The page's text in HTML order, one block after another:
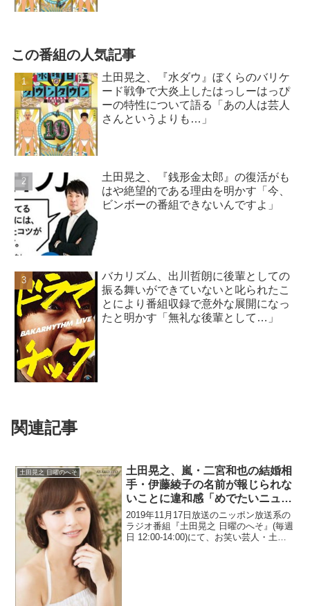
この番組の人気記事
土田晃之、『水ダウ』ぼくらのバリケ
ード戦争で大炎上したはっしーはっぴ
ーの特性について語る「あの人は芸人
さんというよりも…」
土田晃之、『銭形金太郎』の復活がも
はや絶望的である理由を明かす「今、
ビンボーの番組できないんですよ」
バカリズム、出川哲朗に後輩としての
振る舞いができていないと叱られたこ
とにより番組収録で意外な展開になっ
たと明かす「無礼な後輩として…」
関連記事
土田晃之 日曜のへそ
土田晃之、嵐・二宮和也の結婚相
手・伊藤綾子の名前が報じられな
いことに違和感「めでたいニュー
スだから、引退しても別に…」
2019年11月17日放送のニッポン放送系の
ラジオ番組『土田晃之 日曜のへそ』(毎週
日 12:00-14:00)にて、お笑い芸人・土田